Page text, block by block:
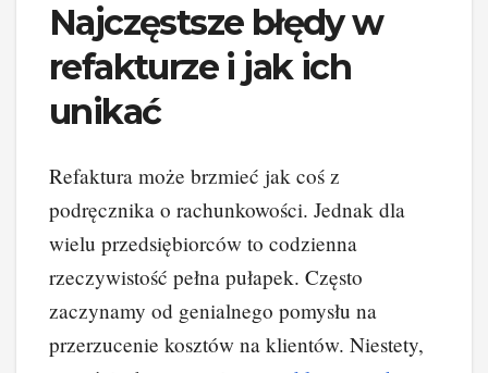
Najczęstsze błędy w
refakturze i jak ich
unikać
Refaktura może brzmieć jak coś z
podręcznika o rachunkowości. Jednak dla
wielu przedsiębiorców to codzienna
rzeczywistość pełna pułapek. Często
zaczynamy od genialnego pomysłu na
przerzucenie kosztów na klientów. Niestety,